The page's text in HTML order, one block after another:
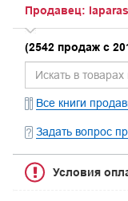
Продавец:
(2542 продаж с
Все книги
Задать вопрос
Условия